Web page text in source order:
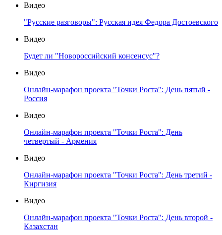
Видео
"Русские разговоры": Русская идея Федора Достоевского
Видео
Будет ли "Новороссийский консенсус"?
Видео
Онлайн-марафон проекта "Точки Роста": День пятый -
Россия
Видео
Онлайн-марафон проекта "Точки Роста": День
четвертый - Армения
Видео
Онлайн-марафон проекта "Точки Роста": День третий -
Киргизия
Видео
Онлайн-марафон проекта "Точки Роста": День второй -
Казахстан